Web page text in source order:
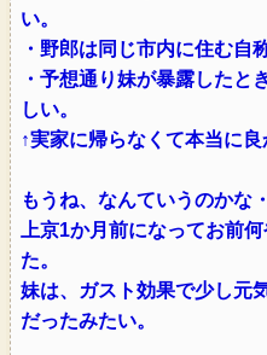
い。
・野郎は同じ市内に住む自
・予想通り妹が暴露したと
しい。
↑実家に帰らなくて本当に良
もうね、なんていうのかな
上京1か月前になってお前
た。
妹は、ガスト効果で少し元
だったみたい。